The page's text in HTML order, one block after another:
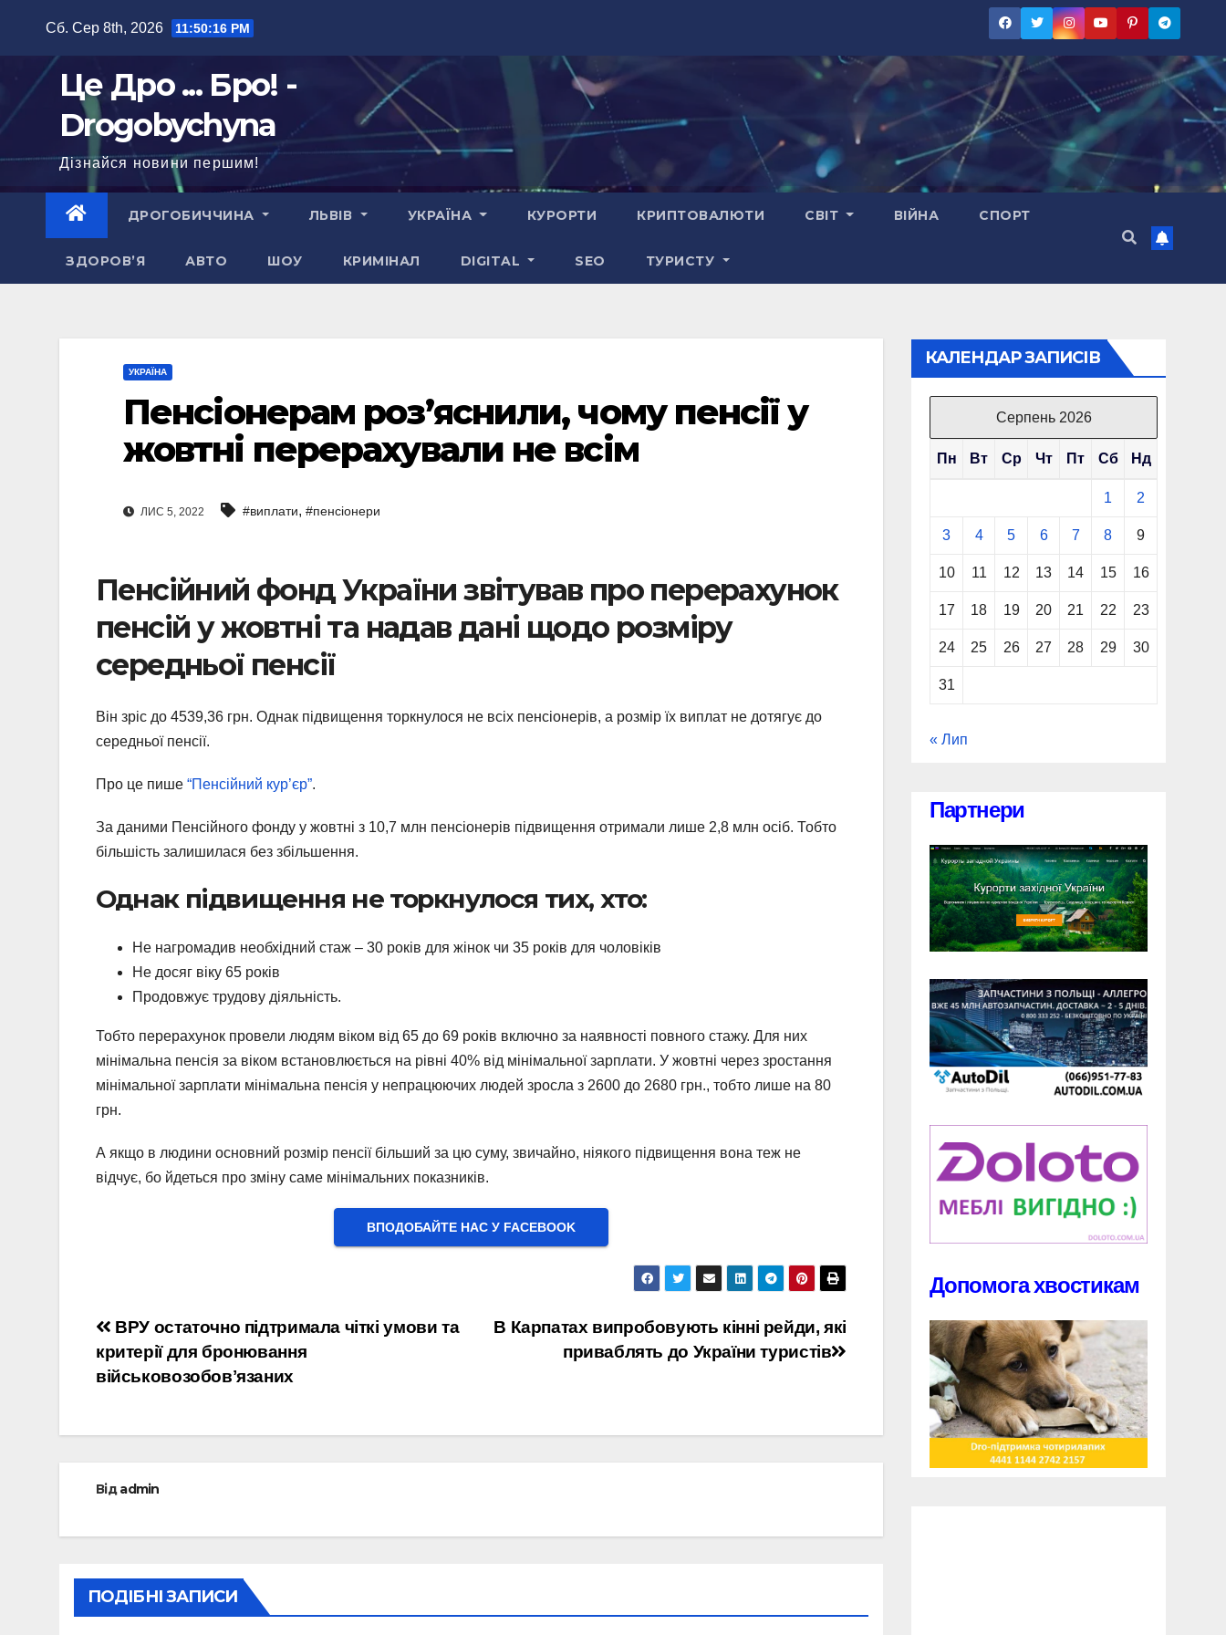
Сб. Сер 8th, 2026 11:50:17 PM
Це Дро ... Бро! -
Drogobychyna
Дізнайся новини першим!
ДРОГОБИЧЧИНА ЛЬВІВ УКРАЇНА КУРОРТИ КРИПТОВАЛЮТИ СВІТ ВІЙНА СПОРТ
ЗДОРОВ’Я АВТО ШОУ КРИМІНАЛ DIGITAL SEO ТУРИСТУ
УКРАЇНА
Пенсіонерам роз’яснили, чому пенсії у
жовтні перерахували не всім
ЛИС 5, 2022 #виплати, #пенсіонери
Пенсійний фонд України звітував про перерахунок
пенсій у жовтні та надав дані щодо розміру
середньої пенсії
Він зріс до 4539,36 грн. Однак підвищення торкнулося не всіх пенсіонерів, а розмір їх виплат не дотягує до
середньої пенсії.
Про це пише “Пенсійний кур’єр”.
За даними Пенсійного фонду у жовтні з 10,7 млн ​​пенсіонерів підвищення отримали лише 2,8 млн осіб. Тобто
більшість залишилася без збільшення.
Однак підвищення не торкнулося тих, хто:
Не нагромадив необхідний стаж – 30 років для жінок чи 35 років для чоловіків
Не досяг віку 65 років
Продовжує трудову діяльність.
Тобто перерахунок провели людям віком від 65 до 69 років включно за наявності повного стажу. Для них
мінімальна пенсія за віком встановлюється на рівні 40% від мінімальної зарплати. У жовтні через зростання
мінімальної зарплати мінімальна пенсія у непрацюючих людей зросла з 2600 до 2680 грн., тобто лише на 80
грн.
А якщо в людини основний розмір пенсії більший за цю суму, звичайно, ніякого підвищення вона теж не
відчує, бо йдеться про зміну саме мінімальних показників.
ВПОДОБАЙТЕ НАС У FACEBOOK
Навігація
записів
В Карпатах випробовують кінні рейди, які
приваблять до України туристів
ВРУ остаточно підтримала чіткі умови та
критерії для бронювання
військовозобовʼязаних
Відadmin
ПОДІБНІ ЗАПИСИ
КАЛЕНДАР ЗАПИСІВ
Серпень 2026
Пн Вт Ср Чт Пт Сб Нд
1 2
3 4 5 6 7 8 9
10 11 12 13 14 15 16
17 18 19 20 21 22 23
24 25 26 27 28 29 30
31
« Лип
Партнери
Допомога хвостикам